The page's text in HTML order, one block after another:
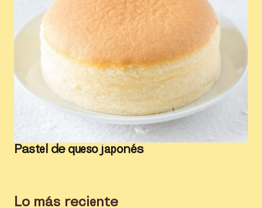
Pastel de queso japonés
Lo más reciente